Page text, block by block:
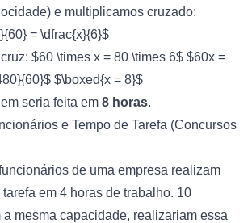
e multiplicamos cruzado:
= \dfrac{x}{6}$
$60 \times x = 80 \times 6$ $60x =
$\boxed{x = 8}$
seria feita em 8 horas.
e Tempo de Tarefa (Concursos
de uma empresa realizam
em 4 horas de trabalho. 10
mesma capacidade, realizariam essa